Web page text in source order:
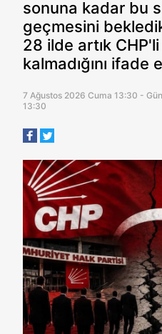
sonuna kadar bu
geçmesini
28 ilde artık
kalmadığını ifade
7 Ağustos 2026 Cuma 13:30 -
13:30